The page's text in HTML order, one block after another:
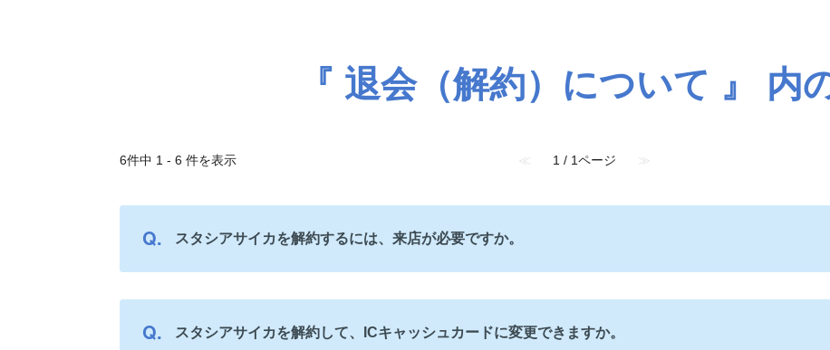
『 退会（解約）について 』 内
6件中 1 - 6 件を表示 ≪ 1 / 1ページ ≫
スタシアサイカを解約するには、来店が必要ですか。
スタシアサイカを解約して、ICキャッシュカードに変更できますか。